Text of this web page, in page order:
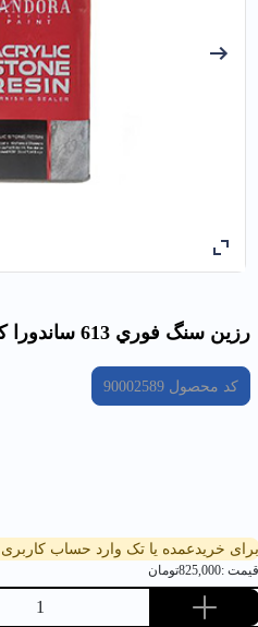
رزين سنگ فوري 613 ساندورا كوارت
کد محصول90002589
برای خریدعمده یا تک وارد حساب
قیمت :825,000تومان
1